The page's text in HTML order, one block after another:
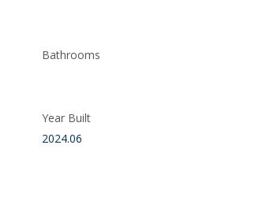
Bathrooms
Year Built
2024.06